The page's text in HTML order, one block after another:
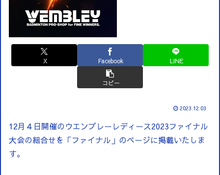
X Facebook LINE
コピー
2023.12.03
12月４日開催のウエンブレーレディース2023ファイナル
大会の組合せを「ファイナル」のページに掲載いたしま
す。